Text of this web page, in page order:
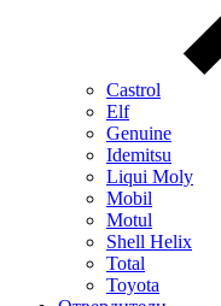
Castrol
Elf
Genuine
Idemitsu
Liqui Moly
Mobil
Motul
Shell Helix
Total
Toyota